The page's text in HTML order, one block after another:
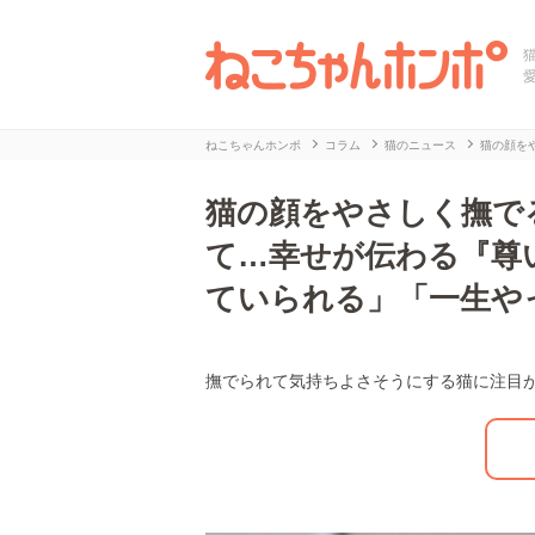
ねこちゃんホンポ コラム 猫のニュース 猫の顔を
猫の顔をやさしく撫
て…幸せが伝わる『尊
ていられる」「一生や
/
L
撫でられて気持ちよさそうにする猫に注目